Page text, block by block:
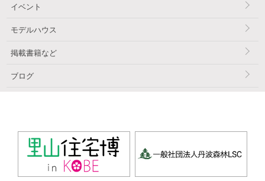
イベント
モデルハウス
掲載書籍など
ブログ